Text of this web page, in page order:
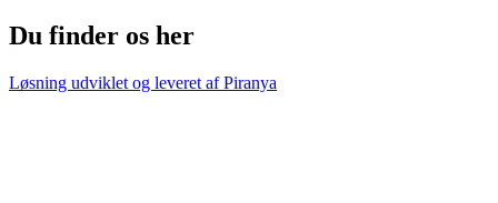
Du finder os her
Løsning udviklet og leveret afPiranya